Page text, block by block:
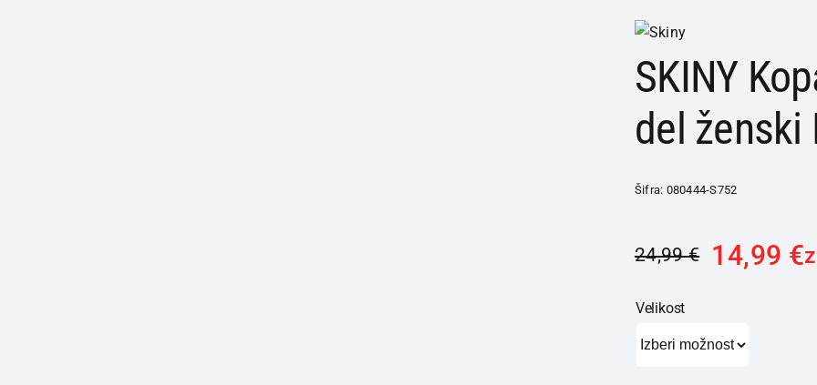
SKINY
del ženski
Šifra: 080444-S752
24,99€ 14,99 €
Velikost